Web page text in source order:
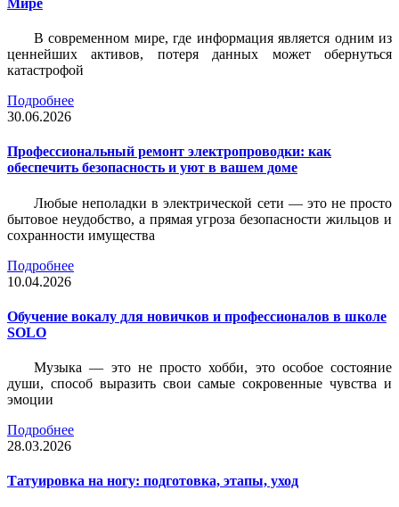
В современном мире, где информация является одним из
ценнейших активов, потеря данных может обернуться
катастрофой
Подробнее
30.06.2026
Профессиональный ремонт электропроводки: как
обеспечить безопасность и уют в вашем доме
Любые неполадки в электрической сети — это не просто
бытовое неудобство, а прямая угроза безопасности жильцов и
сохранности имущества
Подробнее
10.04.2026
Обучение вокалу для новичков и профессионалов в школе
SOLO
Музыка — это не просто хобби, это особое состояние
души, способ выразить свои самые сокровенные чувства и
эмоции
Подробнее
28.03.2026
Татуировка на ногу: подготовка, этапы, уход